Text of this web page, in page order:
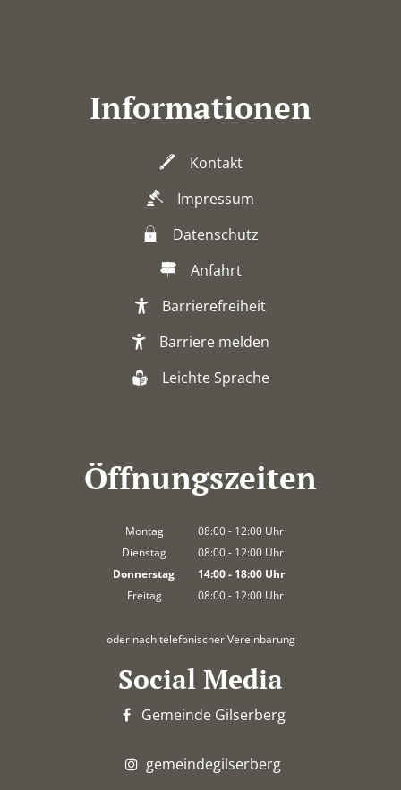
Informationen
Kontakt
Impressum
Datenschutz
Anfahrt
Barrierefreiheit
Barriere melden
Leichte Sprache
Öffnungszeiten
Montag 08:00- 12:00 Uhr
Von 08:00 bis 12:00 Uhr
Dienstag 08:00- 12:00 Uhr
Von 08:00 bis 12:00 Uhr
Donnerstag 14:00- 18:00Uhr
Von 14:00 bis 18:00 Uhr
Freitag 08:00- 12:00 Uhr
oder nach telefonischer Vereinbarung
Social Media
Gemeinde Gilserberg
gemeindegilserberg